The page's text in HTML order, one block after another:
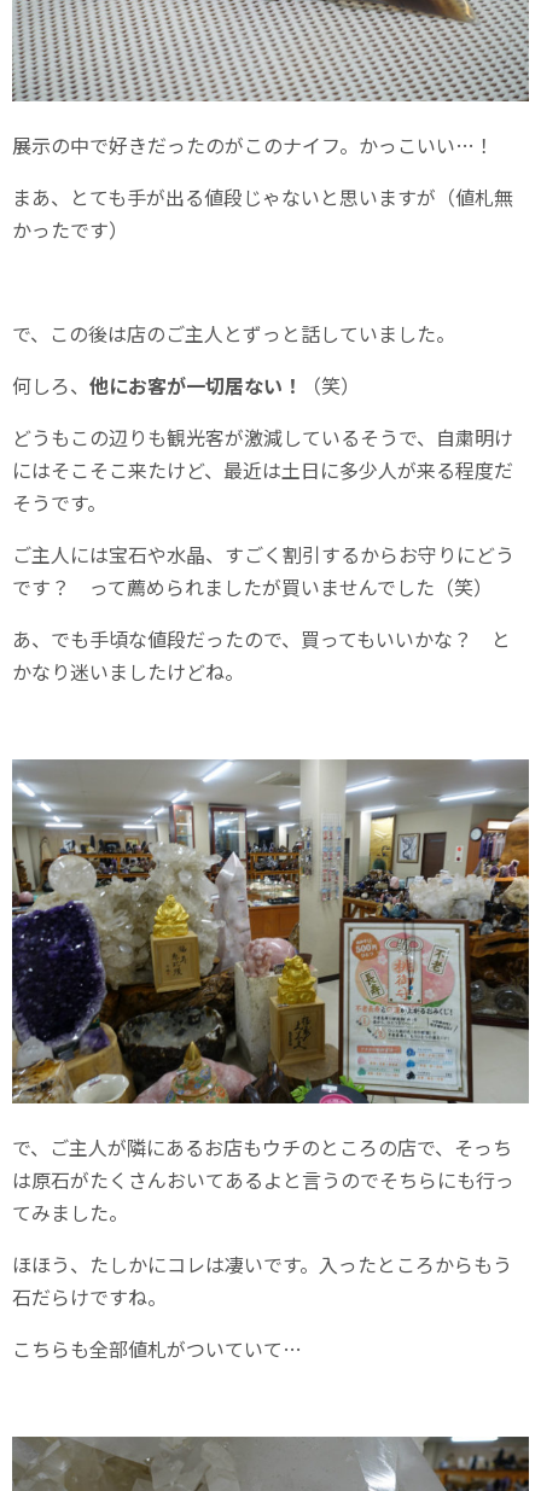
展示の中で好きだったのがこのナイフ。かっこいい…！
まあ、とても手が出る値段じゃないと思いますが（値札無
かったです）
で、この後は店のご主人とずっと話していました。
何しろ、 他にお客が一切居ない！
（笑）
どうもこの辺りも観光客が激減しているそうで、自粛明け
にはそこそこ来たけど、最近は土日に多少人が来る程度だ
そうです。
ご主人には宝石や水晶、すごく割引するからお守りにどう
です？ って薦められましたが買いませんでした（笑）
あ、でも手頃な値段だったので、買ってもいいかな？ と
かなり迷いましたけどね。
で、ご主人が隣にあるお店もウチのところの店で、そっち
は原石がたくさんおいてあるよと言うのでそちらにも行っ
てみました。
ほほう、たしかにコレは凄いです。入ったところからもう
石だらけですね。
こちらも全部値札がついていて…